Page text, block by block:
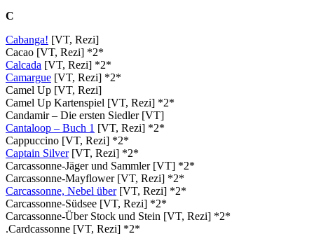
C
Cabanga! [VT, Rezi]
Cacao [VT, Rezi] *2*
Calcada [VT, Rezi] *2*
Camargue [VT, Rezi] *2*
Camel Up [VT, Rezi]
Camel Up Kartenspiel [VT, Rezi] *2*
Candamir – Die ersten Siedler [VT]
Cantaloop – Buch 1 [VT, Rezi] *2*
Cappuccino [VT, Rezi] *2*
Captain Silver[VT, Rezi] *2*
Carcassonne-Jäger und Sammler [VT] *2*
Carcassonne-Mayflower [VT, Rezi] *2*
Carcassonne, Nebel über[VT, Rezi] *2*
Carcassonne-Südsee [VT, Rezi] *2*
Carcassonne-Über Stock und Stein [VT, Rezi] *2*
.Cardcassonne [VT, Rezi] *2*